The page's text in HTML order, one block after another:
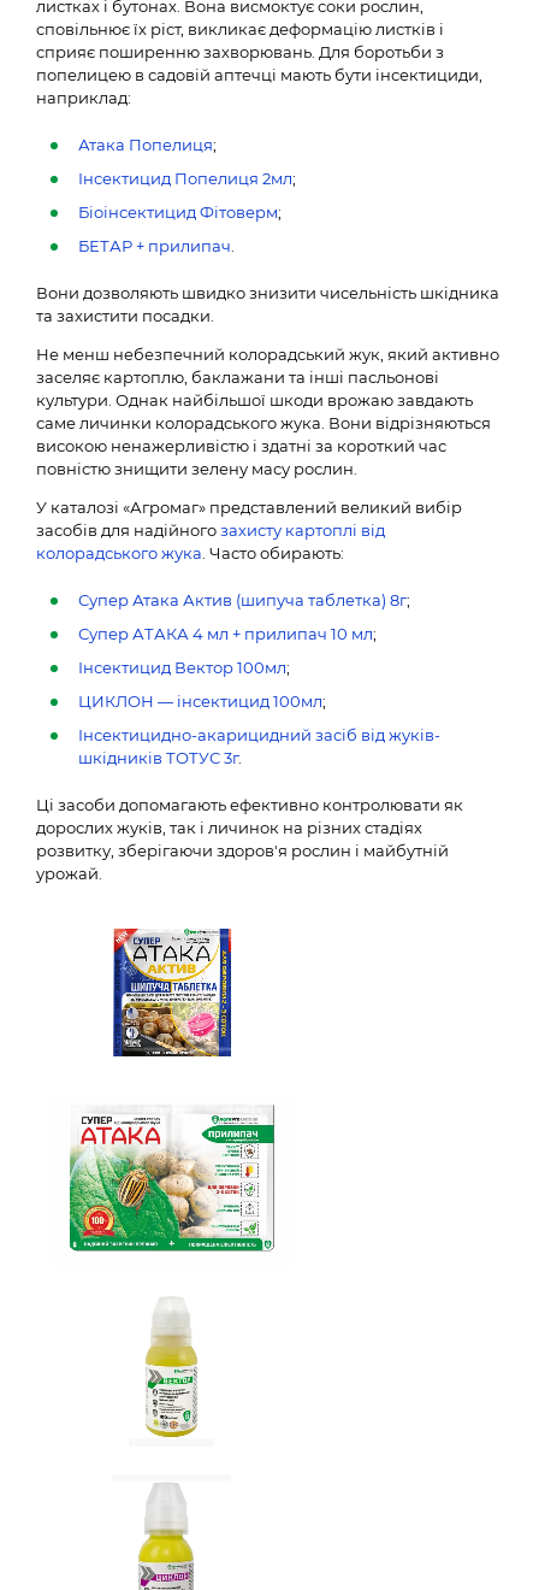
листках і бутонах. Вона висмоктує соки рослин,
сповільнює їх ріст, викликає деформацію листків і
сприяє поширенню захворювань. Для боротьби з
попелицею в садовій аптечці мають бути інсектициди,
наприклад:
Атака Попелиця;
Інсектицид Попелиця 2мл;
Біоінсектицид Фітоверм;
БЕТАР + прилипач.
Вони дозволяють швидко знизити чисельність шкідника
та захистити посадки.
Не менш небезпечний колорадський жук, який активно
заселяє картоплю, баклажани та інші пасльонові
культури. Однак найбільшої шкоди врожаю завдають
саме личинки колорадського жука. Вони відрізняються
високою ненажерливістю і здатні за короткий час
повністю знищити зелену масу рослин.
У каталозі «Агромаг» представлений великий вибір
засобів для надійногозахисту картоплі від
колорадського жука. Часто обирають:
Супер Атака Актив (шипуча таблетка) 8г;
Супер АТАКА 4 мл + прилипач 10 мл;
Інсектицид Вектор 100мл;
ЦИКЛОН — інсектицид 100мл;
Інсектицидно-акарицидний засіб від жуків-
шкідників ТОТУС 3г.
Ці засоби допомагають ефективно контролювати як
дорослих жуків, так і личинок на різних стадіях
розвитку, зберігаючи здоров'я рослин і майбутній
урожай.